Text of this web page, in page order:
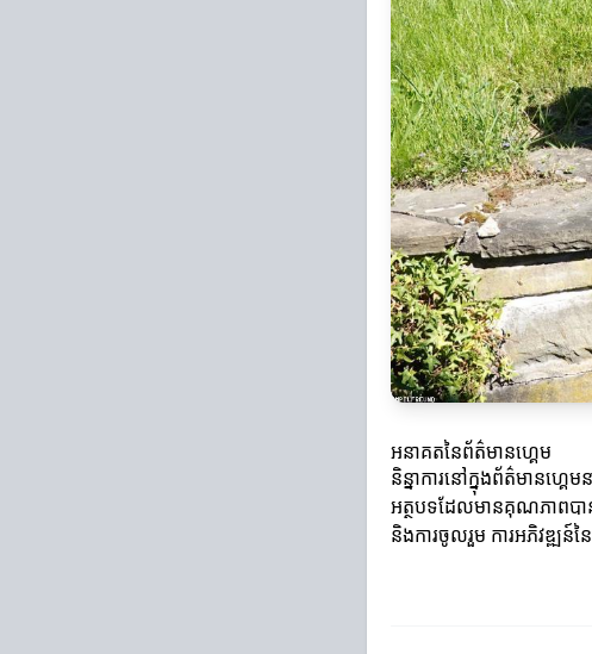
អនាគតនៃព័ត៌មានហ្គេម
និន្នាការនៅក្នុងព័ត៌មានហ្គ
អត្ថបទដែលមានគុណភាពបា
និងការចូលរួម ការអភិវឌ្ឍន៍